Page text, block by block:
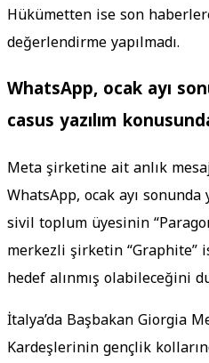
Hükümetten ise son
değerlendirme yapılmadı.
WhatsApp, ocak ayı
casus yazılım
Meta şirketine ait anlık
WhatsApp, ocak ayı
sivil toplum üyesinin
merkezli şirketin “Graphite”
hedef alınmış olabileceğini
İtalya’da Başbakan Giorgia
Kardeşlerinin gençlik